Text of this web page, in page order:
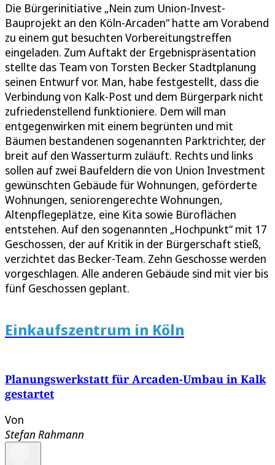
Die Bürgerinitiative „Nein zum Union-Invest-
Bauprojekt an den Köln-Arcaden“ hatte am Vorabend
zu einem gut besuchten Vorbereitungstreffen
eingeladen. Zum Auftakt der Ergebnispräsentation
stellte das Team von Torsten Becker Stadtplanung
seinen Entwurf vor. Man, habe festgestellt, dass die
Verbindung von Kalk-Post und dem Bürgerpark nicht
zufriedenstellend funktioniere. Dem will man
entgegenwirken mit einem begrünten und mit
Bäumen bestandenen sogenannten Parktrichter, der
breit auf den Wasserturm zuläuft. Rechts und links
sollen auf zwei Baufeldern die von Union Investment
gewünschten Gebäude für Wohnungen, geförderte
Wohnungen, seniorengerechte Wohnungen,
Altenpflegeplätze, eine Kita sowie Büroflächen
entstehen. Auf den sogenannten „Hochpunkt“ mit 17
Geschossen, der auf Kritik in der Bürgerschaft stieß,
verzichtet das Becker-Team. Zehn Geschosse werden
vorgeschlagen. Alle anderen Gebäude sind mit vier bis
fünf Geschossen geplant.
Einkaufszentrum in Köln
Planungswerkstatt für Arcaden-Umbau in Kalk
gestartet
Von
Stefan Rahmann